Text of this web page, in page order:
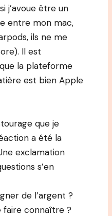
j’avoue être un
entre mon mac,
ils ne me
Il est
la plateforme
est bien Apple
que je
a été la
exclamation
s’en
de l’argent ?
faire connaître ?